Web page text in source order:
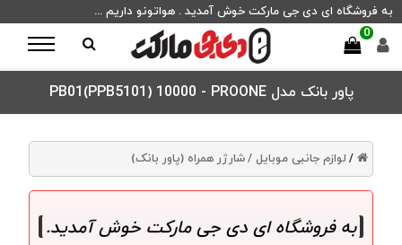
به فروشگاه ای دی جی مارکت خوش آمدید . هواتونو داریم ...
0
پاور بانک مدل PB01(PPB5101) 10000 - PROONE
/ لوازم جانبی موبایل /شارژر همراه (پاور بانک)
به فروشگاه ای دی جی مارکت خوش آمدید.